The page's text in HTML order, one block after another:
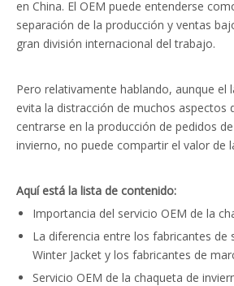
en China. El OEM puede entenderse
separación de la producción y ventas
gran división internacional del trabajo.
Pero relativamente hablando, aunque el
evita la distracción de muchos aspectos
centrarse en la producción de pedidos
invierno, no puede compartir el valor de
Aquí está la lista de contenido:
Importancia del servicio OEM de la
La diferencia entre los fabricantes de
Winter Jacket y los fabricantes de
Servicio OEM de la chaqueta de